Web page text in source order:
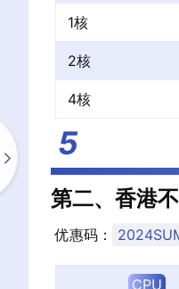
1核
2核
4核
第二、香港
优惠码：
CPU